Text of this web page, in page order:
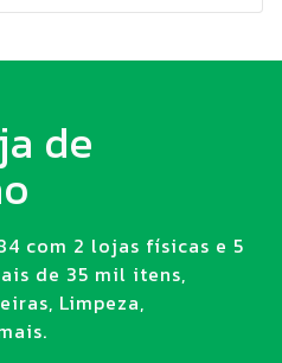
indicado para
solda
uma lente interna
e trocada em caso de
do tempo.
reposição das
diferentes
de
com 2 lojas físicas e 5
de 35 mil itens,
Limpeza,